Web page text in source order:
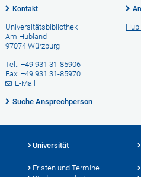
Kontakt
Universitätsbibliothek
Am Hubland
97074 Würzburg
Tel.: +49 931 31-85906
Fax: +49 931 31-85970
E-Mail
Suche Ansprechperson
Universität
Fristen und Termine